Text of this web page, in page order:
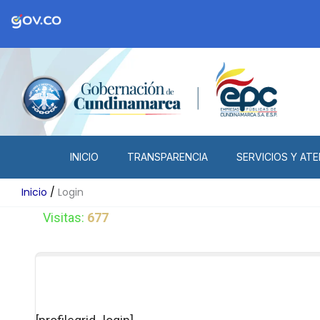
contenido
INICIO TRANSPARENCIA SERVICIOS Y
Inicio
Login
Visitas: 677